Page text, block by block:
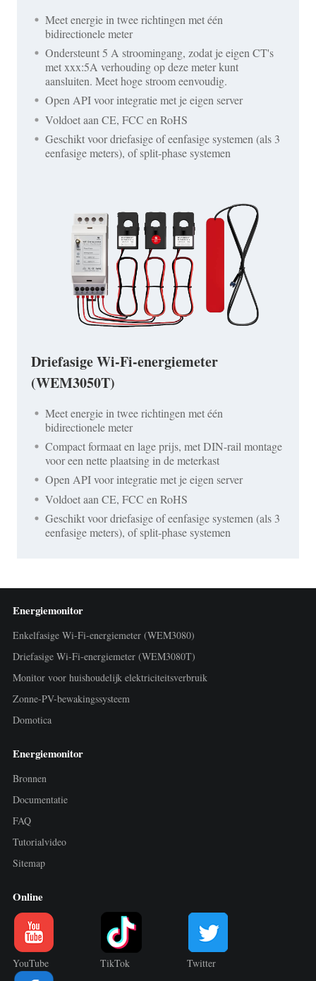
Meet energie in twee richtingen met één
bidirectionele meter
Ondersteunt 5 A stroomingang, zodat je eigen CT's
met xxx:5A verhouding op deze meter kunt
aansluiten. Meet hoge stroom eenvoudig.
Open API voor integratie met je eigen server
Voldoet aan CE, FCC en RoHS
Geschikt voor driefasige of eenfasige systemen (als 3
eenfasige meters), of split-phase systemen
Driefasige Wi-Fi-energiemeter
(WEM3050T)
Meet energie in twee richtingen met één
bidirectionele meter
Compact formaat en lage prijs, met DIN-rail montage
voor een nette plaatsing in de meterkast
Open API voor integratie met je eigen server
Voldoet aan CE, FCC en RoHS
Geschikt voor driefasige of eenfasige systemen (als 3
eenfasige meters), of split-phase systemen
Energiemonitor
Enkelfasige Wi-Fi-energiemeter (WEM3080)
Driefasige Wi-Fi-energiemeter (WEM3080T)
Monitor voor huishoudelijk elektriciteitsverbruik
Zonne-PV-bewakingssysteem
Domotica
Energiemonitor
Bronnen
Documentatie
FAQ
Tutorialvideo
Sitemap
Online
YouTube TikTok Twitter